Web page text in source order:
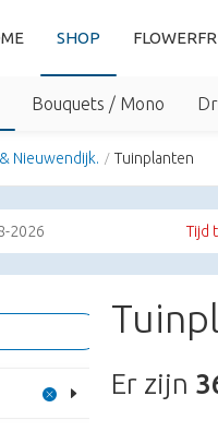
SHOP
Bouquets / Mono
Nieuwendijk. Tuinplanten
2026 Tijd
Er zijn